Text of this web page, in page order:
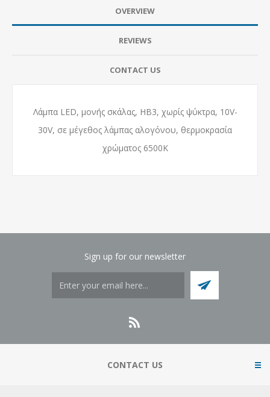
OVERVIEW
REVIEWS
CONTACT US
Λάμπα LED, μονής σκάλας, ΗB3, χωρίς ψύκτρα, 10V-
30V, σε μέγεθος λάμπας αλογόνου, θερμοκρασία
χρώματος 6500Κ
Sign up for our newsletter
CONTACT US